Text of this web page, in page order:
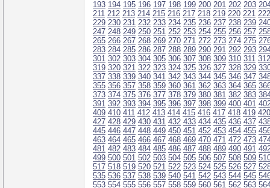
193 194 195 196 197 198 199 200 201 202 203
211 212 213 214 215 216 217 218 219 220 221 222
229 230 231 232 233 234 235 236 237 238 239
247 248 249 250 251 252 253 254 255 256 257
265 266 267 268 269 270 271 272 273 274 275
283 284 285 286 287 288 289 290 291 292 293
301 302 303 304 305 306 307 308 309 310 311 312
319 320 321 322 323 324 325 326 327 328 329
337 338 339 340 341 342 343 344 345 346 347
355 356 357 358 359 360 361 362 363 364 365
373 374 375 376 377 378 379 380 381 382 383
391 392 393 394 395 396 397 398 399 400 401
409 410 411 412 413 414 415 416 417 418 419 420
427 428 429 430 431 432 433 434 435 436 437
445 446 447 448 449 450 451 452 453 454 455
463 464 465 466 467 468 469 470 471 472 473
481 482 483 484 485 486 487 488 489 490 491
499 500 501 502 503 504 505 506 507 508 509
517 518 519 520 521 522 523 524 525 526 527
535 536 537 538 539 540 541 542 543 544 545
553 554 555 556 557 558 559 560 561 562 563